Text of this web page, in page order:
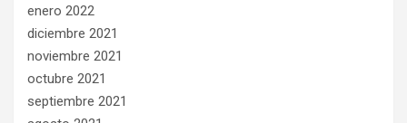
enero 2022
diciembre 2021
noviembre 2021
octubre 2021
septiembre 2021